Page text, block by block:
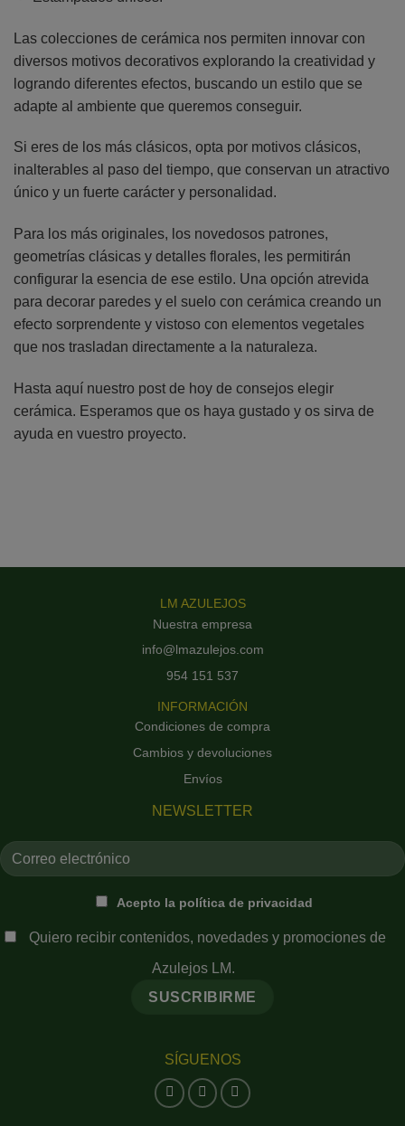
Las colecciones de cerámica nos permiten innovar con
diversos motivos decorativos explorando la creatividad y
logrando diferentes efectos, buscando un estilo que se
adapte al ambiente que queremos conseguir.
Si eres de los más clásicos, opta por motivos clásicos,
inalterables al paso del tiempo, que conservan un atractivo
único y un fuerte carácter y personalidad.
Para los más originales, los novedosos patrones,
geometrías clásicas y detalles florales, les permitirán
configurar la esencia de ese estilo. Una opción atrevida
para decorar paredes y el suelo con cerámica creando un
efecto sorprendente y vistoso con elementos vegetales
que nos trasladan directamente a la naturaleza.
Hasta aquí nuestro post de hoy de consejos elegir
cerámica. Esperamos que os haya gustado y os sirva de
ayuda en vuestro proyecto.
LM AZULEJOS
Nuestra empresa
info@lmazulejos.com
954 151 537
INFORMACIÓN
Condiciones de compra
Cambios y devoluciones
Envíos
NEWSLETTER
Acepto la política de privacidad
Quiero recibir contenidos, novedades y promociones de
Azulejos LM.
SÍGUENOS